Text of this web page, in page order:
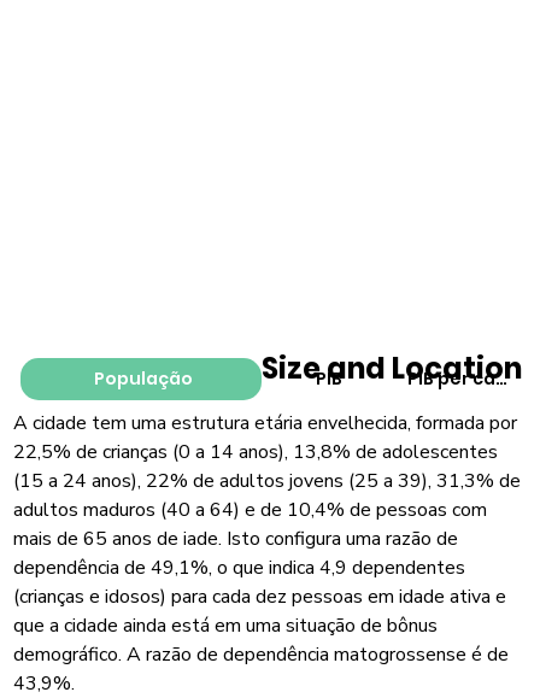
População PIB PIB per capita
Size and Location
A cidade tem uma estrutura etária envelhecida, formada por
22,5% de crianças (0 a 14 anos), 13,8% de adolescentes
(15 a 24 anos), 22% de adultos jovens (25 a 39), 31,3% de
adultos maduros (40 a 64) e de 10,4% de pessoas com
mais de 65 anos de iade. Isto configura uma razão de
dependência de 49,1%, o que indica 4,9 dependentes
(crianças e idosos) para cada dez pessoas em idade ativa e
que a cidade ainda está em uma situação de bônus
demográfico. A razão de dependência matogrossense é de
43,9%.